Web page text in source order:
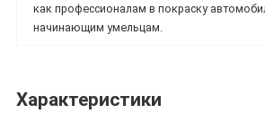
как профессионалам в покраску
начинающим умельцам.
Характеристики